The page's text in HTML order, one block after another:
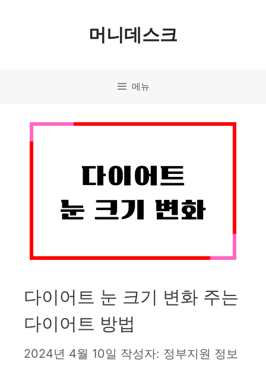
머니데스크
메뉴
다이어트 눈 크기 변화 주는
다이어트 방법
2024년 4월 10일 작성자: 정부지원 정보